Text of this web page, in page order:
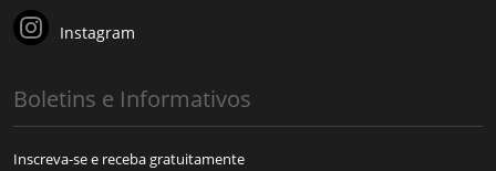
Instagram
Boletins e Informativos
Inscreva-se e receba gratuitamente